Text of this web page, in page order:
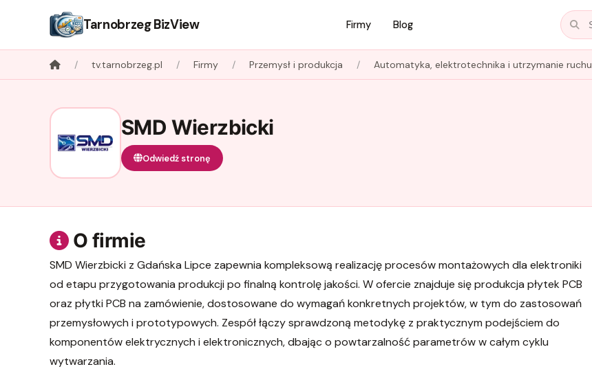
Tarnobrzeg BizView Firmy Blog
tv.tarnobrzeg.pl Firmy Przemysł i produkcja Automatyka, elektrotechnika i utrzymanie ruchu
SMD Wierzbicki
Odwiedź stronę
O firmie
SMD Wierzbicki z Gdańska Lipce zapewnia kompleksową realizację procesów montażowych dla elektroniki
od etapu przygotowania produkcji po finalną kontrolę jakości. W ofercie znajduje się produkcja płytek PCB
oraz płytki PCB na zamówienie, dostosowane do wymagań konkretnych projektów, w tym do zastosowań
przemysłowych i prototypowych. Zespół łączy sprawdzoną metodykę z praktycznym podejściem do
komponentów elektrycznych i elektronicznych, dbając o powtarzalność parametrów w całym cyklu
wytwarzania.